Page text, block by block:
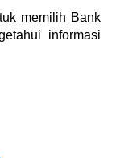
memilih Bank
informasi